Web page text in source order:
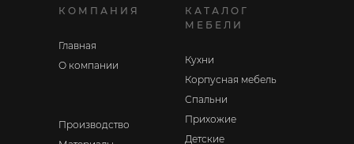
КАТАЛОГ
МЕБЕЛИ
Кухни
Детские
Спальни
Корпусная мебель
Прихожие
КОМПАНИЯ
Главная
О компании
Производство